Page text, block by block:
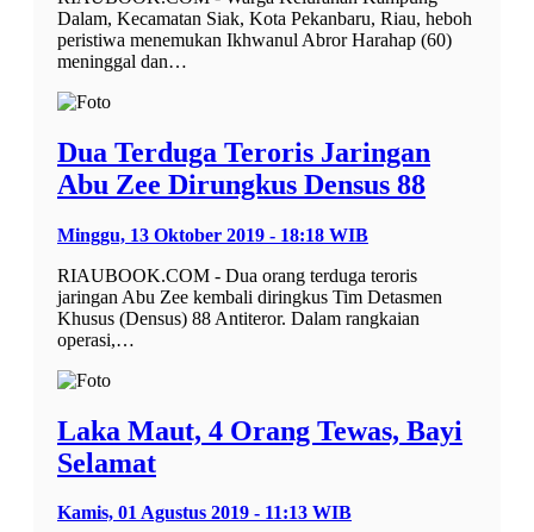
Dalam, Kecamatan Siak, Kota Pekanbaru, Riau, heboh
peristiwa menemukan Ikhwanul Abror Harahap (60)
meninggal dan…
Dua Terduga Teroris Jaringan
Abu Zee Dirungkus Densus 88
Minggu, 13 Oktober 2019 - 18:18 WIB
RIAUBOOK.COM - Dua orang terduga teroris
jaringan Abu Zee kembali diringkus Tim Detasmen
Khusus (Densus) 88 Antiteror. Dalam rangkaian
operasi,…
Laka Maut, 4 Orang Tewas, Bayi
Selamat
Kamis, 01 Agustus 2019 - 11:13 WIB